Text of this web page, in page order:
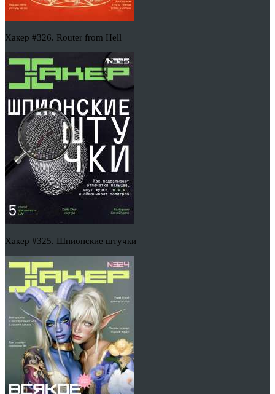
Хакер #326. Router from Hell
Хакер #325. Шпионские штучки